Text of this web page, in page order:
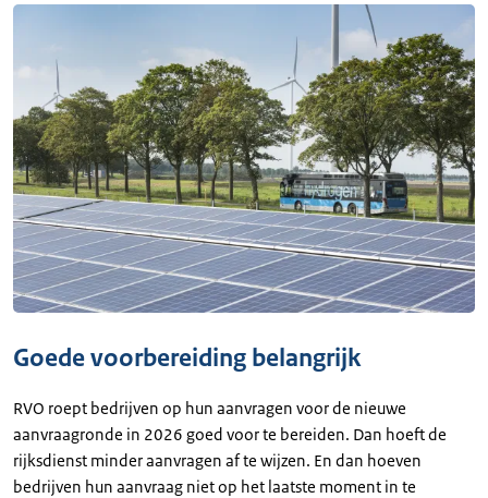
Goede voorbereiding belangrijk
RVO roept bedrijven op hun aanvragen voor de nieuwe
aanvraagronde in 2026 goed voor te bereiden. Dan hoeft de
rijksdienst minder aanvragen af te wijzen. En dan hoeven
bedrijven hun aanvraag niet op het laatste moment in te